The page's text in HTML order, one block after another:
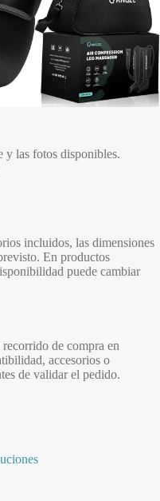
y las fotos disponibles.
incluidos, las dimensiones
En productos
puede cambiar
de compra en
accesorios o
de validar el pedido.